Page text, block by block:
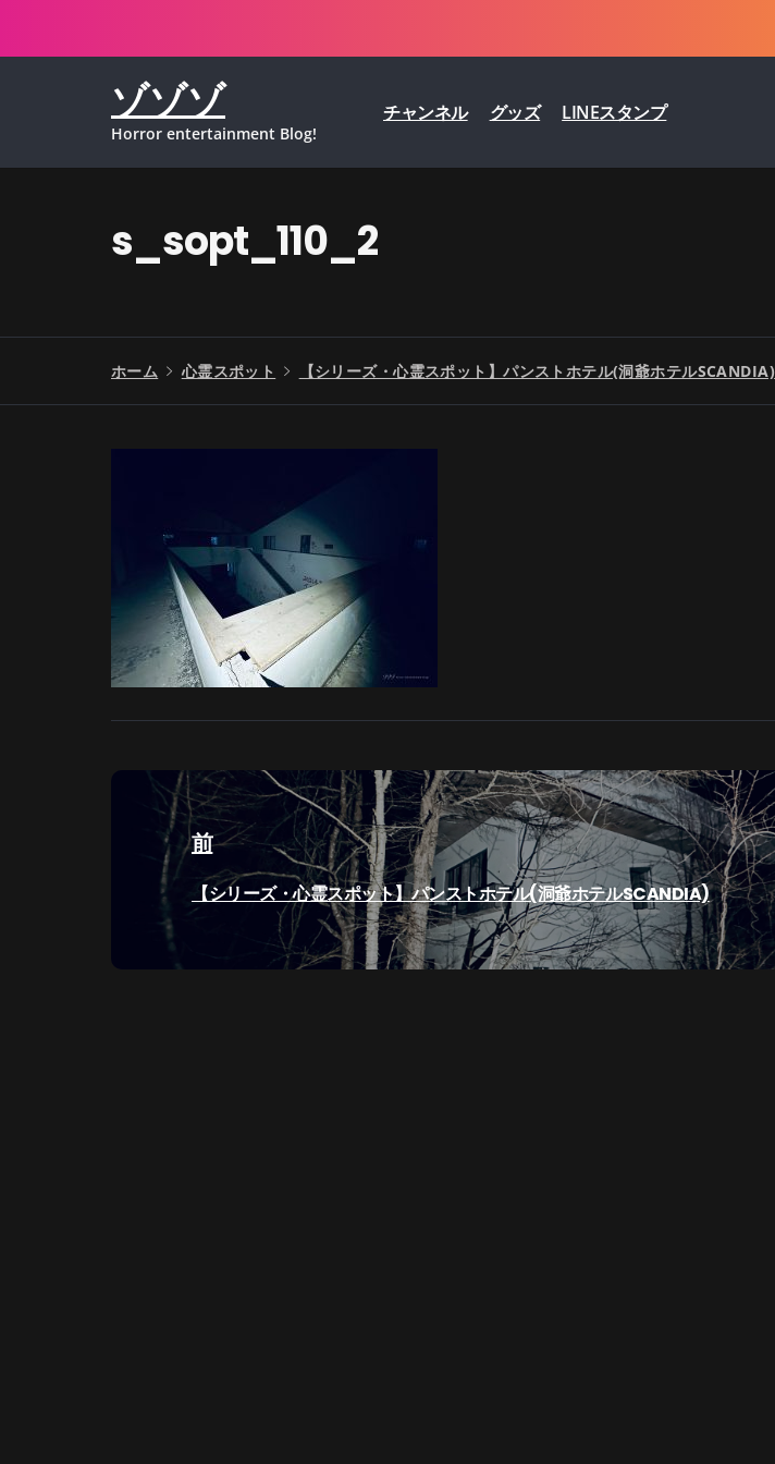
テ
ス
ゾゾゾ
Horror entertainment Blog!
チャンネル グッズ LINEスタンプ
s_sopt_110_2
ホーム 心霊スポット 【シリーズ・心霊スポット】パンストホテル(洞爺ホテルSCANDIA)
前
過
去
【シリーズ・心霊スポット】パンストホテル(洞爺ホテルSCANDIA)